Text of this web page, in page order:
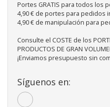
Portes GRATIS para todos los
4,90 € de portes para pedidos
4,90 € de manipulación para
Consulte el COSTE de los
PRODUCTOS DE GRAN
¡Enviamos presupuesto sin
Síguenos en: